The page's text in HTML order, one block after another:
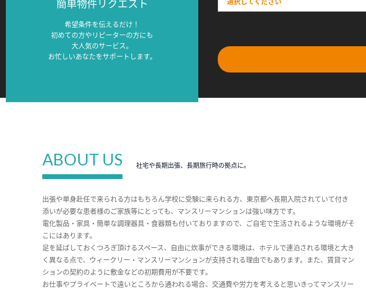
簡単物件リクエスト
希望条件を伝えるだけ！
初めての方やリピーターの方にも
大人気のサービス。
お忙しいあなたをサポートします。
ABOUT US 社宅や長期出張、長期旅行時の拠点に。
出張や単身赴任で来られる方はもちろん学校に受験に来られる方、東京都へ長期入院されていて付き
添いが必要な患者様のご家族等にとっても、マンスリーマンションは強い味方です。
電化製品・家具・簡単な調理器具・食器類も付いておりますので、ご自宅で生活されるような環境がそ
こにはあります。
足を延ばしておくつろぎ頂けるスペース、自由に炊事ができる環境は、ホテルで連泊される環境と大き
く異なる点で、ウィークリー・マンスリーマンションが支持される理由でもあります。また、賃貸マン
ションの契約のように敷金などの初期費用が不要です。
お仕事やプライベートで遠いところから通われる場合、交通費や労力を考えると思いきってマンスリー